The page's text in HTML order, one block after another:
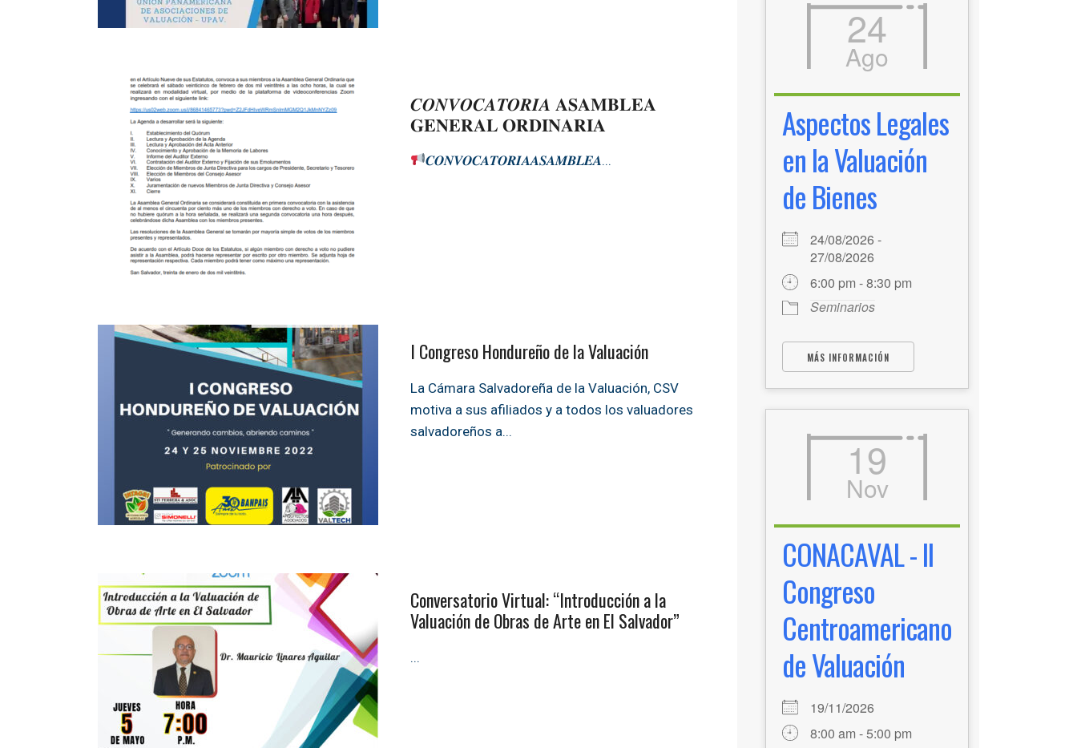
𝑪𝑶𝑵𝑽𝑶𝑪𝑨𝑻𝑶𝑹𝑰𝑨 𝐀𝐒𝐀𝐌𝐁𝐋𝐄𝐀
𝐆𝐄𝐍𝐄𝐑𝐀𝐋 𝐎𝐑𝐃𝐈𝐍𝐀𝐑𝐈𝐀
𝑪𝑶𝑵𝑽𝑶𝑪𝑨𝑻𝑶𝑹𝑰𝑨𝑨𝑺𝑨𝑴𝑩𝑳𝑬𝑨...
I Congreso Hondureño de la Valuación
La Cámara Salvadoreña de la Valuación, CSV
motiva a sus afiliados y a todos los valuadores
salvadoreños a...
Conversatorio Virtual: “Introducción a la
Valuación de Obras de Arte en El Salvador”
...
24
Ago
Aspectos Legales
en la Valuación
de Bienes
24/08/2026 -
27/08/2026
6:00 pm - 8:30 pm
Seminarios
MÁS INFORMACIÓN
19
Nov
CONACAVAL - II
Congreso
Centroamericano
de Valuación
19/11/2026
8:00 am - 5:00 pm